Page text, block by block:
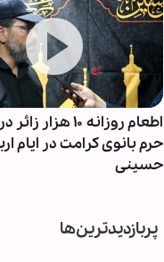
اطعام روزانه ۱۰
حرم بانوی کرامت در ایام
حسینی
پربازدیدترین‌ها